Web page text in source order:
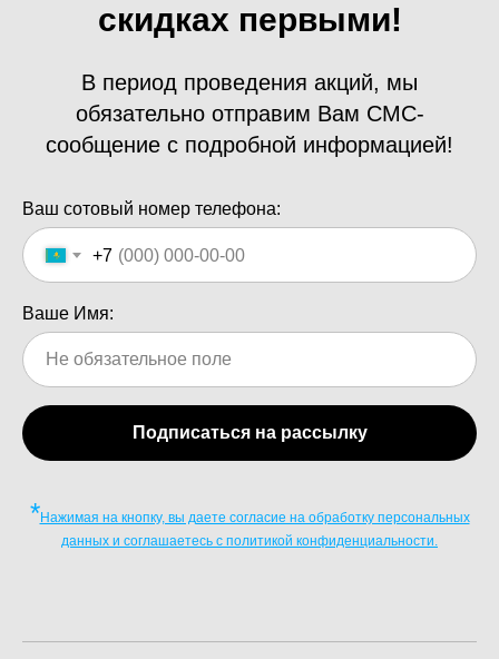
скидках первыми!
В период проведения акций, мы
обязательно отправим Вам СМС-
сообщение с подробной информацией!
Ваш сотовый номер телефона:
+7
Ваше Имя:
Подписаться на рассылку
*Нажимая на кнопку, вы даете согласие на обработку персональных
данных и соглашаетесь c политикой конфиденциальности.